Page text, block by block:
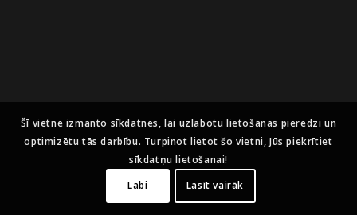
Šī vietne izmanto sīkdatnes, lai uzlabotu lietošanas pieredzi un
optimizētu tās darbību. Turpinot lietot šo vietni, Jūs piekrītiet
sīkdatņu lietošanai!
Labi
Lasīt vairāk